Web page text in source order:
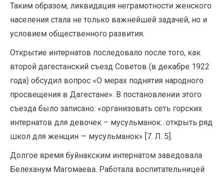
Таким образом, ликвидация неграмотности женского
населения стала не только важнейшей задачей, но и
условием общественного развития.
Открытие интернатов последовало после того, как
второй дагестанский съезд Советов (в декабре 1922
года) обсудил вопрос «О мерах поднятия народного
просвещения в Дагестане». В постановлении этого
съезда было записано: «организовать сеть горских
интернатов для девочек – мусульманок…открыть ряд
школ для женщин — мусульманок» [7. Л. 5].
Долгое время буйнакским интернатом заведовала
Белеханум Магомаева. Работала воспитательницей